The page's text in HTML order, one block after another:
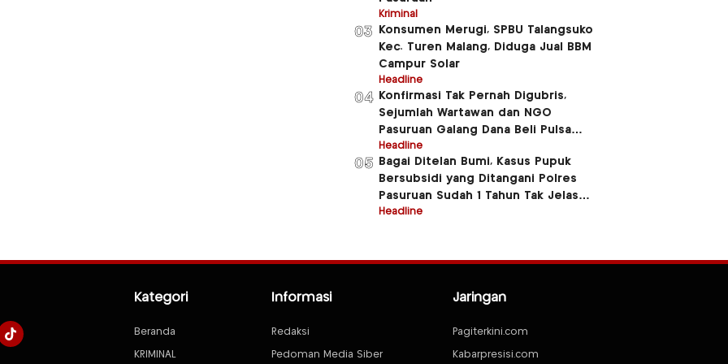
Kriminal
03
Konsumen Merugi, SPBU Talangsuko
Kec. Turen Malang, Diduga Jual BBM
Campur Solar
Headline
04
Konfirmasi Tak Pernah Digubris,
Sejumlah Wartawan dan NGO
Pasuruan Galang Dana Beli Pulsa
Untuk Beberapa Anggota Polres
Pasuruan
Headline
05
Bagai Ditelan Bumi, Kasus Pupuk
Bersubsidi yang Ditangani Polres
Pasuruan Sudah 1 Tahun Tak Jelas
Jluntrungnya
Headline
Kategori
Beranda
KRIMINAL
Informasi
Redaksi
Pedoman Media Siber
Jaringan
Pagiterkini.com
Kabarpresisi.com